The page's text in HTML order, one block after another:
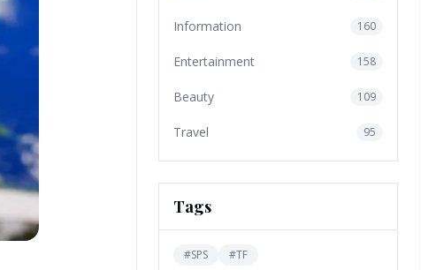
Information 160
Entertainment 158
Beauty 109
Travel 95
Tags
#SPS #TF